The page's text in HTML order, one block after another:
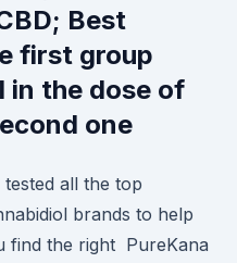
Best
first group
in the dose of
one
tested all the top
brands to help
find the right PureKana